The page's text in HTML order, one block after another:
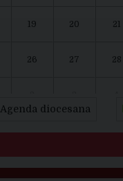
19 20 21
26 27 28
Agenda diocesana